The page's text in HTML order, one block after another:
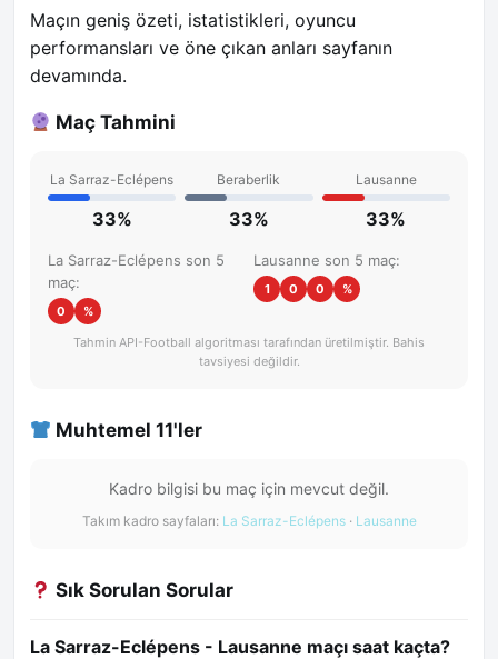
Maçın geniş özeti, istatistikleri, oyuncu
performansları ve öne çıkan anları sayfanın
devamında.
Maç Tahmini
La Sarraz-Eclépens
33%
Beraberlik
33%
Lausanne
33%
La Sarraz-Eclépens son 5
maç:
0 %
Lausanne son 5 maç:
1 0 0 %
Tahmin API-Football algoritması tarafından üretilmiştir. Bahis
tavsiyesi değildir.
Muhtemel 11'ler
Kadro bilgisi bu maç için mevcut değil.
Takım kadro sayfaları: La Sarraz-Eclépens· Lausanne
Sık Sorulan Sorular
La Sarraz-Eclépens - Lausanne maçı saat kaçta?